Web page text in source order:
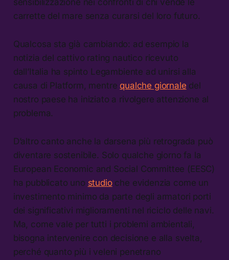
sensibilizzazione nei confronti di chi vende le
carrette del mare senza curarsi del loro futuro.
Qualcosa sta già cambiando: ad esempio la
notizia del cattivo rating nautico ricevuto
dall’Italia ha spinto Legambiente ad unirsi alla
causa di Platform, mentre qualche giornale del
nostro paese ha iniziato a rivolgere attenzione al
problema.
D’altro canto anche la darsena più retrograda può
diventare sostenibile. Solo qualche giorno fa la
European Economic and Social Committee (EESC)
ha pubblicato uno studioche evidenzia come un
investimento minimo da parte degli armatori porti
dei significativi miglioramenti nel riciclo delle navi.
Ma, come vale per tutti i problemi ambientali,
bisogna intervenire con decisione e alla svelta,
perché quanto più i veleni penetrano